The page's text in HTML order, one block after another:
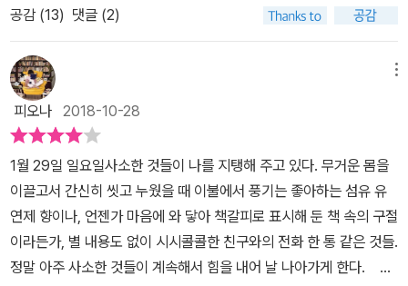
게라도 그림과 일기를 남기기 시작했다는 저자는 그렇게 자기의 하루
하루를 오롯이 그린 그림일기를 책으로 냈다. 책에는 정말로 정직하
게 일 년의 첫날인 1월 1일부터 마지막 날 12월 31일까지 하루하루의
일기가 담겨있다. 기분 좋았던 날, 힘들었던 날, 생각이 많은 날 모든
일기는 비슷비슷한 듯 다 조금씩 다른 모양을 띈다. 그림은 단순하다.
그 비슷한 듯 조금씩 다른 하루가 모여 1년이라는 시간이 되는 것이
다. 어릴 적엔 숙제 때문이라도 매일 일기를 썼던 것 같다. 지금은 일
기를 쓰려고 하면 쓸 말이 없을 때가 많다. 오늘 무슨 일이 있었더라.
평소랑 똑같은 하루였는데. 그렇게 하루하루가 휘발되어 간다.저자는
처음엔 너무 잠이 오지 않아서 일기를 쓰기 시작했단다. 잠들기 전에
머릿속을 비워내듯이 일기 쓰는 것을 하나의 루틴으로 만들고 보니
공감 (13) 댓글 (2)
피오나 2018-10-28
1월 29일 일요일사소한 것들이 나를 지탱해 주고 있다. 무거운 몸을
이끌고서 간신히 씻고 누웠을 때 이불에서 풍기는 좋아하는 섬유 유
연제 향이나, 언젠가 마음에 와 닿아 책갈피로 표시해 둔 책 속의 구절
이라든가, 별 내용도 없이 시시콜콜한 친구와의 전화 한 통 같은 것들.
정말 아주 사소한 것들이 계속해서 힘을 내어 날 나아가게 한다. p.